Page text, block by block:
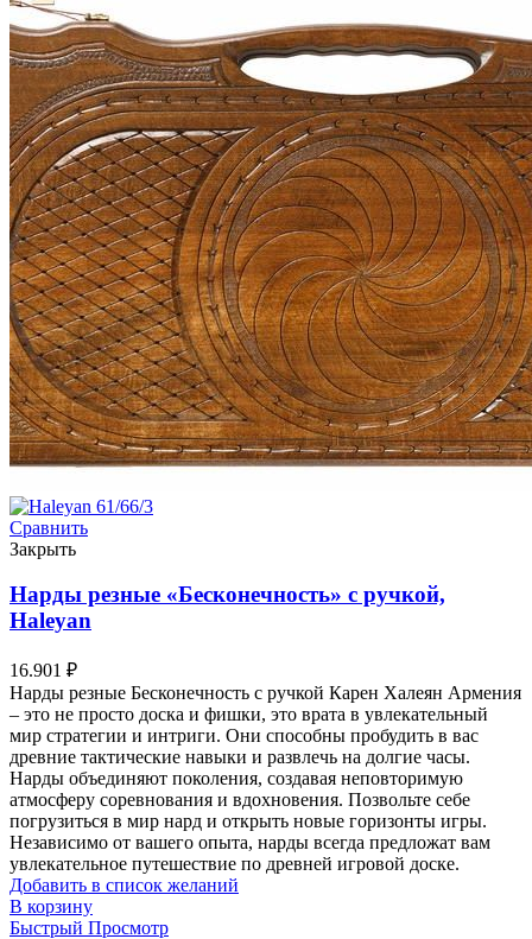
Сравнить
Закрыть
Нарды резные «Бесконечность» с ручкой,
Haleyan
16.901 ₽
Нарды резные Бесконечность с ручкой Карен Халеян Армения
– это не просто доска и фишки, это врата в увлекательный
мир стратегии и интриги. Они способны пробудить в вас
древние тактические навыки и развлечь на долгие часы.
Нарды объединяют поколения, создавая неповторимую
атмосферу соревнования и вдохновения. Позвольте себе
погрузиться в мир нард и открыть новые горизонты игры.
Независимо от вашего опыта, нарды всегда предложат вам
увлекательное путешествие по древней игровой доске.
Добавить в список желаний
В корзину
Быстрый Просмотр